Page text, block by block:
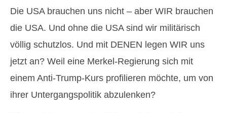
Die USA brauchen uns nicht – aber WIR brauchen
die USA. Und ohne die USA sind wir militärisch
völlig schutzlos. Und mit DENEN legen WIR uns
jetzt an? Weil eine Merkel-Regierung sich mit
einem Anti-Trump-Kurs profilieren möchte, um von
ihrer Untergangspolitik abzulenken?